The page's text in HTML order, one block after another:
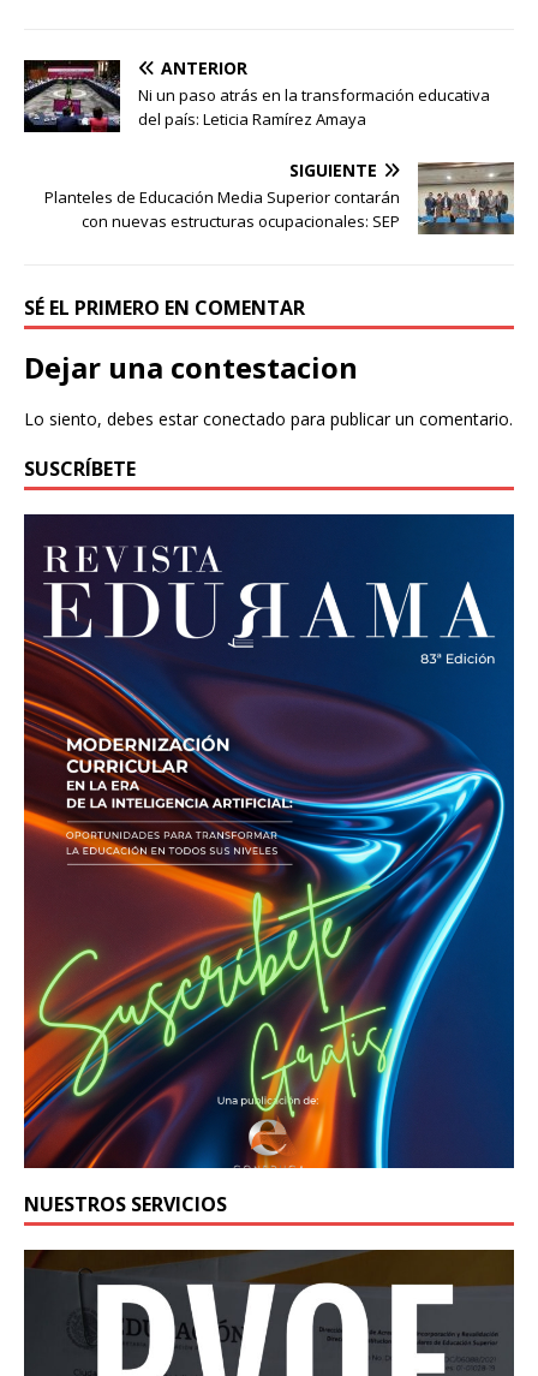
ANTERIOR
Ni un paso atrás en la transformación educativa
del país: Leticia Ramírez Amaya
SIGUIENTE
Planteles de Educación Media Superior contarán
con nuevas estructuras ocupacionales: SEP
SÉ EL PRIMERO EN COMENTAR
Dejar una contestacion
Lo siento, debes estarconectado para publicar un comentario.
SUSCRÍBETE
NUESTROS SERVICIOS